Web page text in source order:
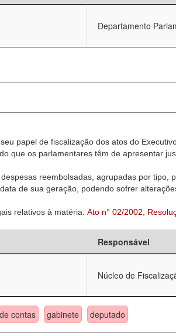
Departamento
papel de fiscalização dos atos do
que os parlamentares têm de apresentar
reembolsadas, agrupadas por
de sua geração, podendo sofrer
relativos à matéria: Ato n° 02/2002
Responsável
Núcleo de
contas gabinete deputado